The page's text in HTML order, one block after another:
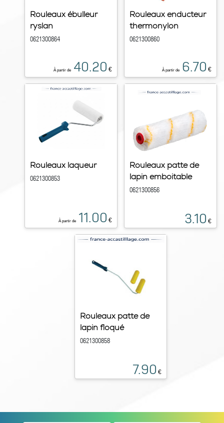
Rouleaux ébulleur
ryslan
0621300864
À partir de 40.20 €
Rouleaux enducteur
thermonylon
0621300860
À partir de 6.70 €
Rouleaux laqueur
0621300853
À partir de 11.00 €
Rouleaux patte de
lapin emboitable
0621300856
3.10 €
Rouleaux patte de
lapin floqué
0621300858
7.90 €